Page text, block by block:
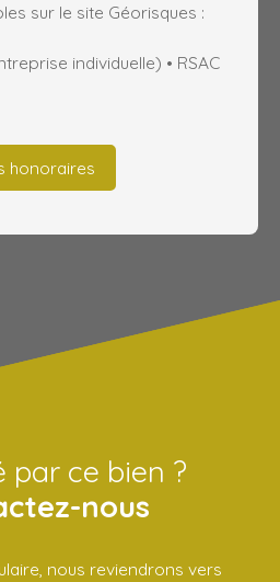
sur le site Géorisques :
individuelle) • RSAC
honoraires
par ce bien ?
nous
nous reviendrons vers